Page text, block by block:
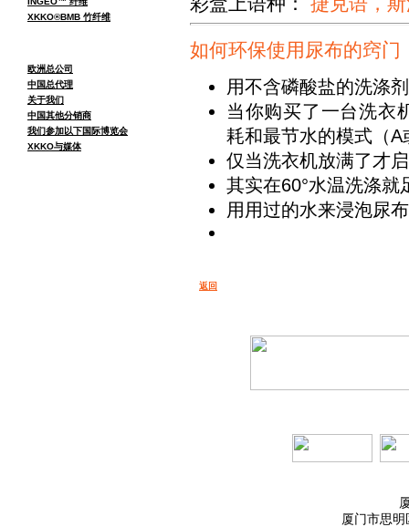
XKKO®BMB 竹纤维
欧洲总公司
中国总代理
关于我们
中国其他分销商
我们参加以下国际博览会
XKKO与媒体
如何环保使用尿布的窍门
用不含磷酸盐的洗涤
当你购买了一台洗衣
耗和最节水的模式（A
仅当洗衣机放满了才
其实在60°水温洗涤
用用过的水来浸泡尿
返回
厦门市思